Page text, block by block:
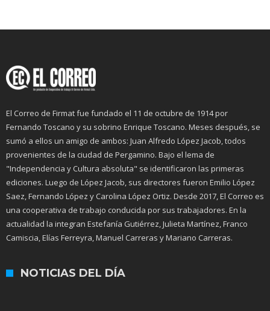
El Correo de Firmat fue fundado el 11 de octubre de 1914 por
Fernando Toscano y su sobrino Enrique Toscano. Meses después, se
sumó a ellos un amigo de ambos: Juan Alfredo López Jacob, todos
provenientes de la ciudad de Pergamino. Bajo el lema de
"Independencia y Cultura absoluta" se identificaron las primeras
ediciones. Luego de López Jacob, sus directores fueron Emilio López
Saez, Fernando López y Carolina López Ortiz. Desde 2017, El Correo es
una cooperativa de trabajo conducida por sus trabajadores. En la
actualidad la integran Estefanía Gutiérrez, Julieta Martínez, Franco
Camiscia, Elías Ferreyra, Manuel Carreras y Mariano Carreras.
NOTICIAS DEL DÍA